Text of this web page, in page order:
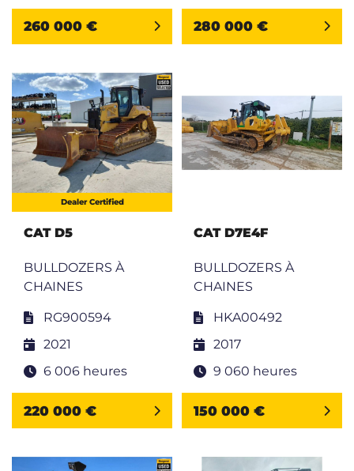
260 000 € 280 000 €
Dealer Certified
CAT D5
BULLDOZERS À
CHAINES
RG900594
2021
6 006 heures
220 000 €
CAT D7E4F
BULLDOZERS À
CHAINES
HKA00492
2017
9 060 heures
150 000 €